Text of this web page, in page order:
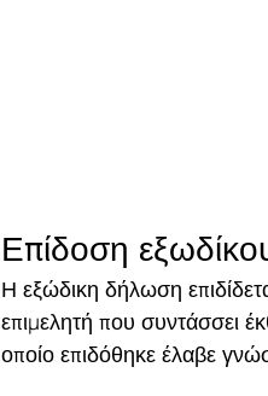
Επίδοση
Η εξώδικη δήλωση
επιμελητή που συντάσσει
οποίο επιδόθηκε έλαβε